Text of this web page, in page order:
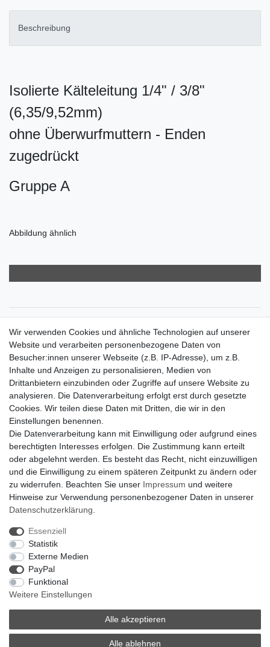
Beschreibung
Isolierte Kälteleitung 1/4" / 3/8"
(6,35/9,52mm)
ohne Überwurfmuttern - Enden
zugedrückt
Gruppe A
Abbildung ähnlich
Versandkosten
Der Weg zur eigenen Klimaanlage
Inbetriebnahme & Serviceleistungen
Für Interessierte aus der Schweiz
Klimaanlage = Wärmepumpe
Hilfe
Bankverbindung:
encliso GmbH
Kreissparkasse Verl
Kto-Nr. 25007352 - BLZ 47853520
BIC/SWIFT: WELADED1WDB
IBAN: DE07 4785 3520 0025 0073 52
Impressum
Barrierefreiheitserklärung
Vertrag widerrufen
Wir verwenden Cookies und ähnliche Technologien auf unserer
Website und verarbeiten personenbezogene Daten von
Besucher:innen unserer Webseite (z.B. IP-Adresse), um z.B.
Inhalte und Anzeigen zu personalisieren, Medien von
Drittanbietern einzubinden oder Zugriffe auf unsere Website zu
analysieren. Die Datenverarbeitung erfolgt erst durch gesetzte
Cookies. Wir teilen diese Daten mit Dritten, die wir in den
Einstellungen benennen.
Die Datenverarbeitung kann mit Einwilligung oder aufgrund eines
berechtigten Interesses erfolgen. Die Zustimmung kann erteilt
oder abgelehnt werden. Es besteht das Recht, nicht einzuwilligen
und die Einwilligung zu einem späteren Zeitpunkt zu ändern oder
zu widerrufen. Beachten Sie unser Impressum und weitere
Hinweise zur Verwendung personenbezogener Daten in unserer
Daten­schutz­erklärung
Essenziell
Statistik
Externe Medien
PayPal
Funktional
Weitere Einstellungen
Alle akzeptieren
Alle ablehnen